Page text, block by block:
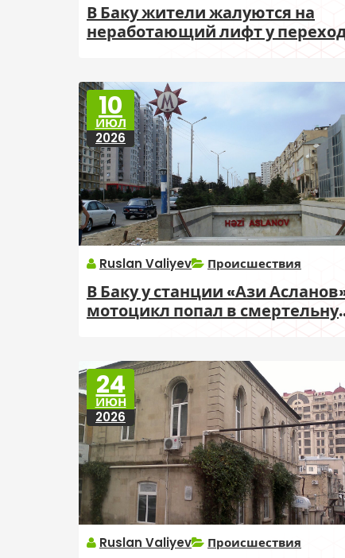
В Баку жители жалуются на
неработающий лифт у
10
ИЮЛ
2026
Ruslan Valiyev Происшествия
В Баку у станции «Ази
мотоцикл попал в
24
ИЮН
2026
Ruslan Valiyev Происшествия